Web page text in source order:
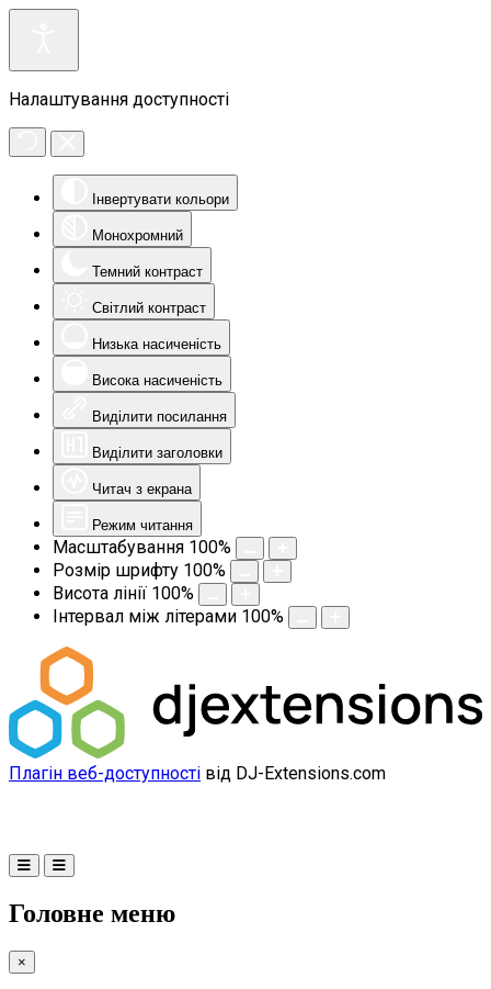
Налаштування доступності
Інвертувати кольори
Монохромний
Темний контраст
Світлий контраст
Низька насиченість
Висока насиченість
Виділити посилання
Виділити заголовки
Читач з екрана
Режим читання
Масштабування 100%
Розмір шрифту 100%
Висота лінії 100%
Інтервал між літерами 100%
Плагін веб-доступності від DJ-Extensions.com
Головне меню
×